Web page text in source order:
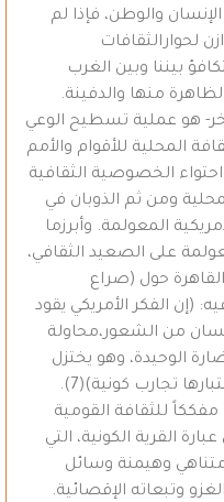
والوطن، فإذا لم
لحوارالثقافات
بيننا وبين الغرب
منها والدفينة.
هو عملية تسطيح الوعي
المحلية للأقوام والأمم
واحتواء الخصوصية الثقافية
ومن ثم الذوبان في
المعولمة. وأبرزما
على الصعيد الثقافي،
حول (صراع
(إن الفكر الأمريكي يقود
من الشعور،محاولة
الوحيدة، وهو يختزل
التنوع الثقافي وينظر الى تجاربه باعتبارها تجارب كونية)(7).
مفككاً للثقافة القومية
القرية الكونية، التي
وهيمنة وسائل
وتبعاته الإقصائية.